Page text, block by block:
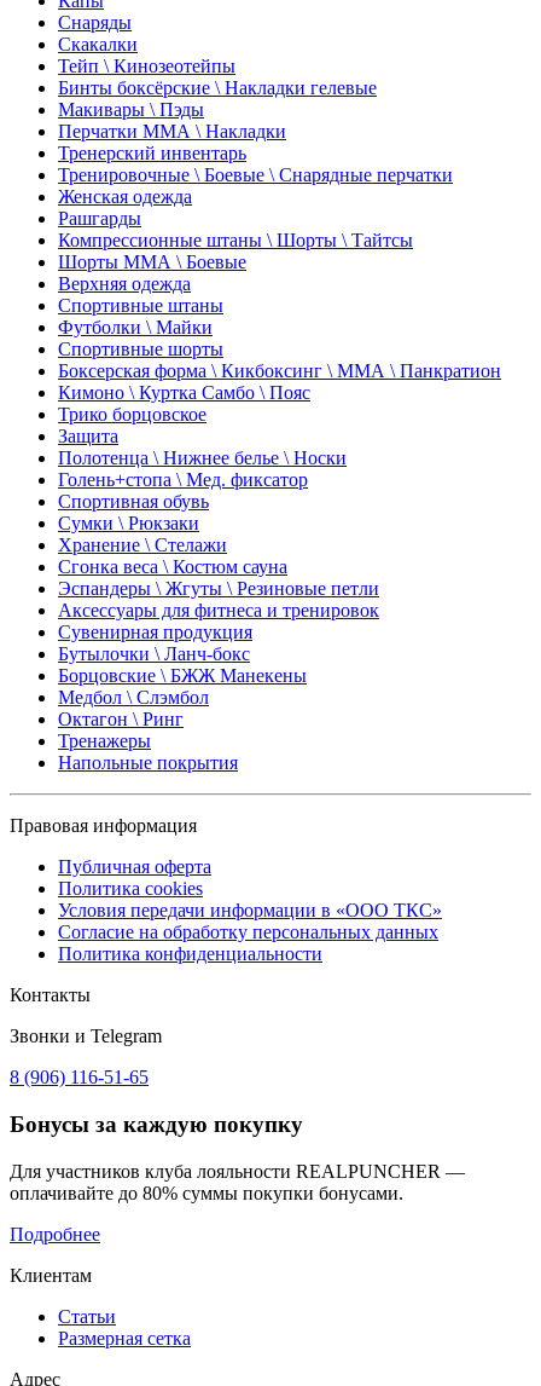
Снаряды
Скакалки
Тейп \ Кинозеотейпы
Бинты боксёрские \ Накладки гелевые
Макивары \ Пэды
Перчатки ММА \ Накладки
Тренерский инвентарь
Тренировочные \ Боевые \ Снарядные перчатки
Женская одежда
Рашгарды
Компрессионные штаны \ Шорты \ Тайтсы
Шорты ММА \ Боевые
Верхняя одежда
Спортивные штаны
Футболки \ Майки
Спортивные шорты
Боксерская форма \ Кикбоксинг \ ММА \ Панкратион
Кимоно \ Куртка Самбо \ Пояс
Трико борцовское
Защита
Полотенца \ Нижнее белье \ Носки
Голень+стопа \ Мед. фиксатор
Спортивная обувь
Сумки \ Рюкзаки
Хранение \ Стелажи
Сгонка веса \ Костюм сауна
Эспандеры \ Жгуты \ Резиновые петли
Аксессуары для фитнеса и тренировок
Сувенирная продукция
Бутылочки \ Ланч-бокс
Борцовские \ БЖЖ Манекены
Медбол \ Слэмбол
Октагон \ Ринг
Тренажеры
Напольные покрытия
Правовая информация
Публичная оферта
Политика cookies
Условия передачи информации в «ООО ТКС»
Согласие на обработку персональных данных
Политика конфиденциальности
Контакты
Звонки и Telegram
8 (906) 116-51-65
Бонусы за каждую покупку
Для участников клуба лояльности REALPUNCHER —
оплачивайте до 80% суммы покупки бонусами.
Подробнее
Клиентам
Статьи
Размерная сетка
Адрес